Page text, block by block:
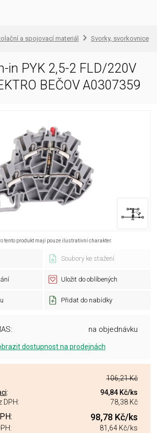
a spojovací materiál Svorky, svorkovnice
in PYK 2,5-2 FLD/220V
BEČOV A0307359
tento produkt mají pouze ilustrativní charakter.
Soubory ke stažení
Uložit do oblíbených
Přidat do nabídky
na objednávku
dostupnost na prodejnách
106,21 Kč
: 94,84 Kč/ks
DPH:
78,38 Kč
98,78 Kč/ks
81,64 Kč/ks